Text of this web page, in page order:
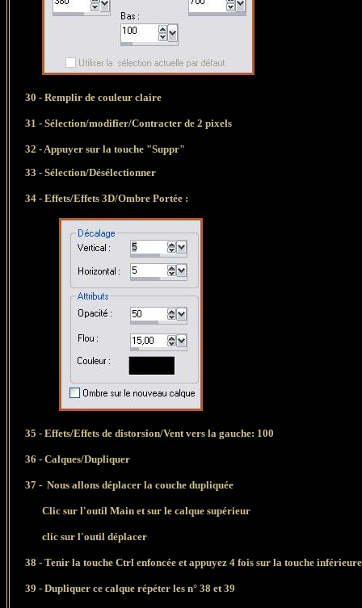
30 - Remplir de couleur claire
31 - Sélection/modifier/Contracter de 2 pixels
32 - Appuyer sur la touche "Suppr"
33 - Sélection/Désélectionner
34 - Effets/Effets 3D/Ombre Portée :
35 - Effets/Effets de distorsion/Vent vers la gauche: 100
36 - Calques/Dupliquer
37 - Nous allons déplacer la couche dupliquée
Clic sur l'outil Main et sur le calque supérieur
clic sur l'outil déplacer
38 - Tenir la touche Ctrl enfoncée et appuyez 4 fois sur la touche
39 - Dupliquer ce calque répéter les n° 38 et 39